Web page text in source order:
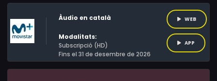
Àudio en català
Modalitats:
Subscripció (HD)
Fins el 31 de desembre de 2026
WEB
APP